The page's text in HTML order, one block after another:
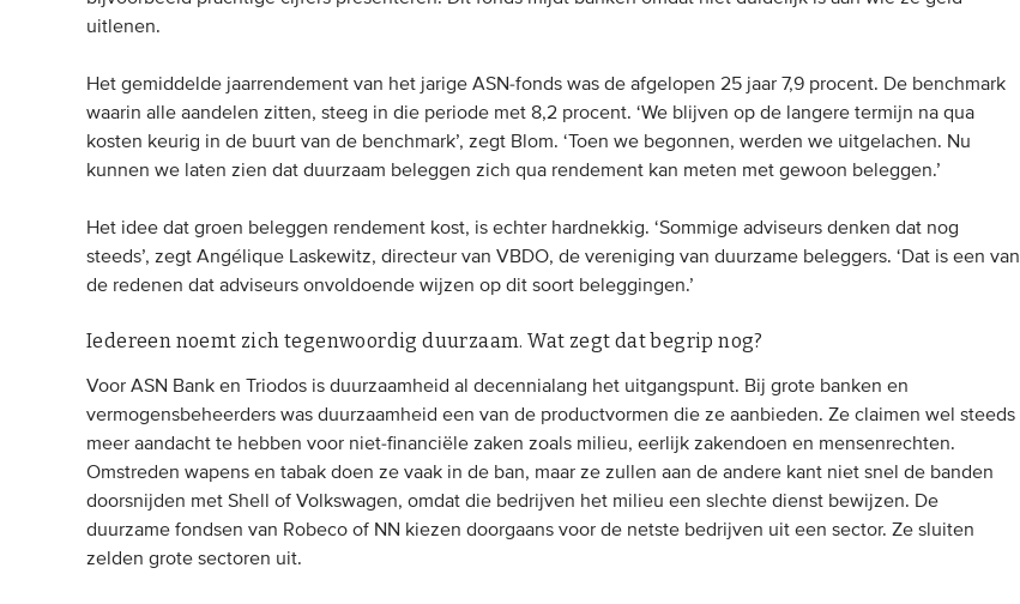
uitlenen.
Het gemiddelde jaarrendement van het jarige ASN-fonds was de afgelopen 25 jaar 7,9 procent. De benchmark
waarin alle aandelen zitten, steeg in die periode met 8,2 procent. ‘We blijven op de langere termijn na qua
kosten keurig in de buurt van de benchmark’, zegt Blom. ‘Toen we begonnen, werden we uitgelachen. Nu
kunnen we laten zien dat duurzaam beleggen zich qua rendement kan meten met gewoon beleggen.’
Het idee dat groen beleggen rendement kost, is echter hardnekkig. ‘Sommige adviseurs denken dat nog
steeds’, zegt Angélique Laskewitz, directeur van VBDO, de vereniging van duurzame beleggers. ‘Dat is een van
de redenen dat adviseurs onvoldoende wijzen op dit soort beleggingen.’
Iedereen noemt zich tegenwoordig duurzaam. Wat zegt dat begrip nog?
Voor ASN Bank en Triodos is duurzaamheid al decennialang het uitgangspunt. Bij grote banken en
vermogensbeheerders was duurzaamheid een van de productvormen die ze aanbieden. Ze claimen wel steeds
meer aandacht te hebben voor niet-financiële zaken zoals milieu, eerlijk zakendoen en mensenrechten.
Omstreden wapens en tabak doen ze vaak in de ban, maar ze zullen aan de andere kant niet snel de banden
doorsnijden met Shell of Volkswagen, omdat die bedrijven het milieu een slechte dienst bewijzen. De
duurzame fondsen van Robeco of NN kiezen doorgaans voor de netste bedrijven uit een sector. Ze sluiten
zelden grote sectoren uit.